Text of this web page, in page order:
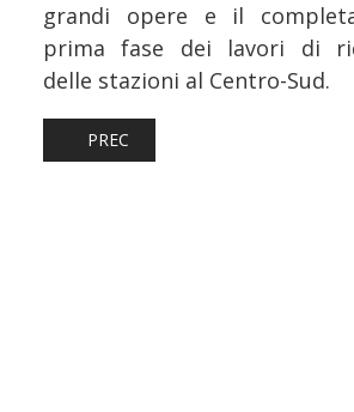
grandi opere e il
prima fase dei lavori di
delle stazioni al Centro-Sud.
ARTICOLO PRECEDENTE:
PREC